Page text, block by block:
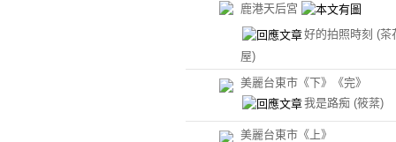
鹿港天后宮
好的拍照時刻 (茶
屋)
美麗台東市《下》《完》
我是路痴 (筱棻)
美麗台東市《上》